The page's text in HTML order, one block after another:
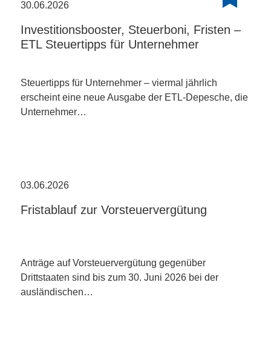
30.06.2026
Investitionsbooster, Steuerboni, Fristen –
ETL Steuertipps für Unternehmer
Steuertipps für Unternehmer – viermal jährlich
erscheint eine neue Ausgabe der ETL-Depesche, die
Unternehmer…
03.06.2026
Fristablauf zur Vorsteuervergütung
Anträge auf Vorsteuervergütung gegenüber
Drittstaaten sind bis zum 30. Juni 2026 bei der
ausländischen…